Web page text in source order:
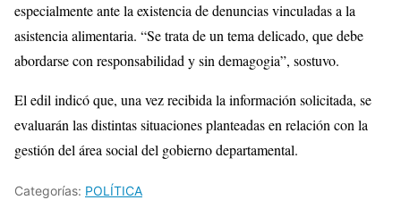
especialmente ante la existencia de denuncias vinculadas a la
asistencia alimentaria. “Se trata de un tema delicado, que debe
abordarse con responsabilidad y sin demagogia”, sostuvo.
El edil indicó que, una vez recibida la información solicitada, se
evaluarán las distintas situaciones planteadas en relación con la
gestión del área social del gobierno departamental.
Categorías: POLÍTICA